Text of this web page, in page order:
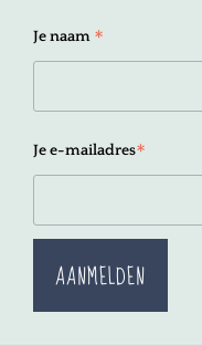
Je naam *
Je e-mailadres*